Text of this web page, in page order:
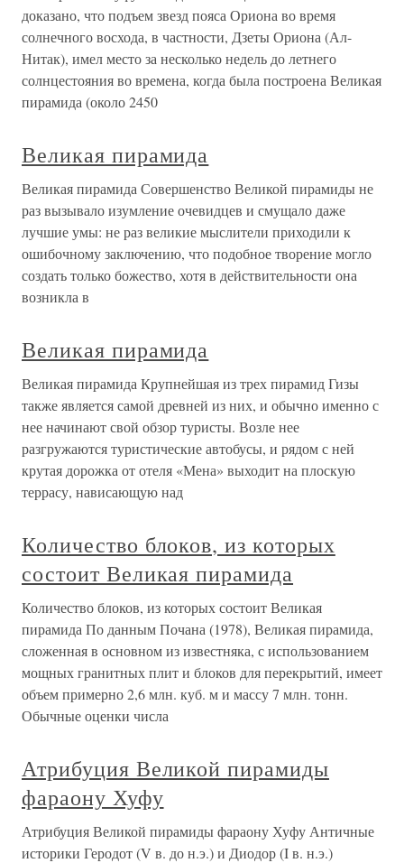
доказано, что подъем звезд пояса Ориона во время
солнечного восхода, в частности, Дзеты Ориона (Ал-
Нитак), имел место за несколько недель до летнего
солнцестояния во времена, когда была построена Великая
пирамида (около 2450
Великая пирамида
Великая пирамида Совершенство Великой пирамиды не
раз вызывало изумление очевидцев и смущало даже
лучшие умы: не раз великие мыслители приходили к
ошибочному заключению, что подобное творение могло
создать только божество, хотя в действительности она
возникла в
Великая пирамида
Великая пирамида Крупнейшая из трех пирамид Гизы
также является самой древней из них, и обычно именно с
нее начинают свой обзор туристы. Возле нее
разгружаются туристические автобусы, и рядом с ней
крутая дорожка от отеля «Мена» выходит на плоскую
террасу, нависающую над
Количество блоков, из которых
состоит Великая пирамида
Количество блоков, из которых состоит Великая
пирамида По данным Почана (1978), Великая пирамида,
сложенная в основном из известняка, с использованием
мощных гранитных плит и блоков для перекрытий, имеет
объем примерно 2,6 млн. куб. м и массу 7 млн. тонн.
Обычные оценки числа
Атрибуция Великой пирамиды
фараону Хуфу
Атрибуция Великой пирамиды фараону Хуфу Античные
историки Геродот (V в. до н.э.) и Диодор (I в. н.э.)